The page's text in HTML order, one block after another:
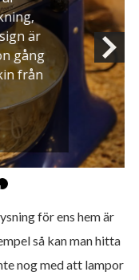
för ens hem är
så kan man hitta
nog med att lampor